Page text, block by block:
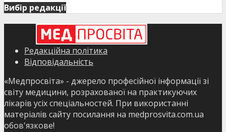
Вибір редакції
Редакційна політика
Відповідальність
«Медпросвіта» - джерело професійної інформації зі
світу медицини, розрахованої на практикуючих
лікарів усіх спеціальностей. При використанні
матеріалів сайту посилання на medprosvita.com.ua
обов'язкове!